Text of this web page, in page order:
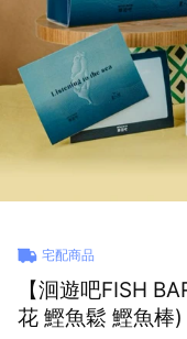
宅配商品
【洄遊吧FISH
花 鰹魚鬆 鰹魚棒)